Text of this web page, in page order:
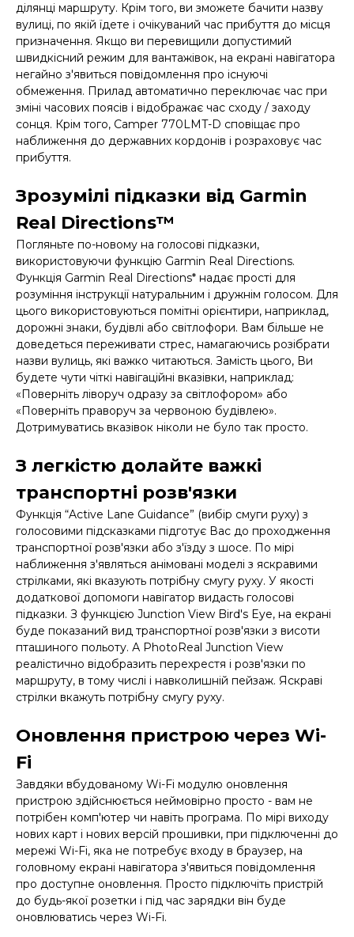
ділянці маршруту. Крім того, ви зможете бачити назву
вулиці, по якій їдете і очікуваний час прибуття до місця
призначення. Якщо ви перевищили допустимий
швидкісний режим для вантажівок, на екрані навігатора
негайно з'явиться повідомлення про існуючі
обмеження. Прилад автоматично переключає час при
зміні часових поясів і відображає час сходу / заходу
сонця. Крім того, Camper 770LMT-D сповіщає про
наближення до державних кордонів і розраховує час
прибуття.
Зрозумілі підказки від Garmin
Real Directions™
Погляньте по-новому на голосові підказки,
використовуючи функцію Garmin Real Directions.
Функція Garmin Real Directions* надає прості для
розуміння інструкції натуральним і дружнім голосом. Для
цього використовуються помітні орієнтири, наприклад,
дорожні знаки, будівлі або світлофори. Вам більше не
доведеться переживати стрес, намагаючись розібрати
назви вулиць, які важко читаються. Замість цього, Ви
будете чути чіткі навігаційні вказівки, наприклад:
«Поверніть ліворуч одразу за світлофором» або
«Поверніть праворуч за червоною будівлею».
Дотримуватись вказівок ніколи не було так просто.
З легкістю долайте важкі
транспортні розв'язки
Функція “Active Lane Guidance” (вибір смуги руху) з
голосовими підсказками підготує Вас до проходження
транспортної розв'язки або з'їзду з шосе. По мірі
наближення з'являться анімовані моделі з яскравими
стрілками, які вказують потрібну смугу руху. У якості
додаткової допомоги навігатор видасть голосові
підказки. З функцією Junction View Bird's Eye, на екрані
буде показаний вид транспортної розв'язки з висоти
пташиного польоту. А PhotoReal Junction View
реалістично відобразить перехрестя і розв'язки по
маршруту, в тому числі і навколишній пейзаж. Яскраві
стрілки вкажуть потрібну смугу руху.
Оновлення пристрою через Wi-
Fi
Завдяки вбудованому Wi-Fi модулю оновлення
пристрою здійснюється неймовірно просто - вам не
потрібен комп'ютер чи навіть програма. По мірі виходу
нових карт і нових версій прошивки, при підключенні до
мережі Wi-Fi, яка не потребує входу в браузер, на
головному екрані навігатора з'явиться повідомлення
про доступне оновлення. Просто підключіть пристрій
до будь-якої розетки і під час зарядки він буде
оновлюватись через Wi-Fi.